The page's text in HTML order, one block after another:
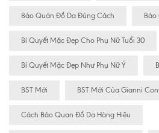
Bảo Quản Đồ Da Đúng Cách Bảo
Bí Quyết Mặc Đẹp Cho Phụ Nữ Tuổi 30
Bí Quyết Mặc Đẹp Như Phụ Nữ Ý
BST Mới BST Mới Của Gianni
Cách Bảo Quan Đồ Da Hàng Hiệu